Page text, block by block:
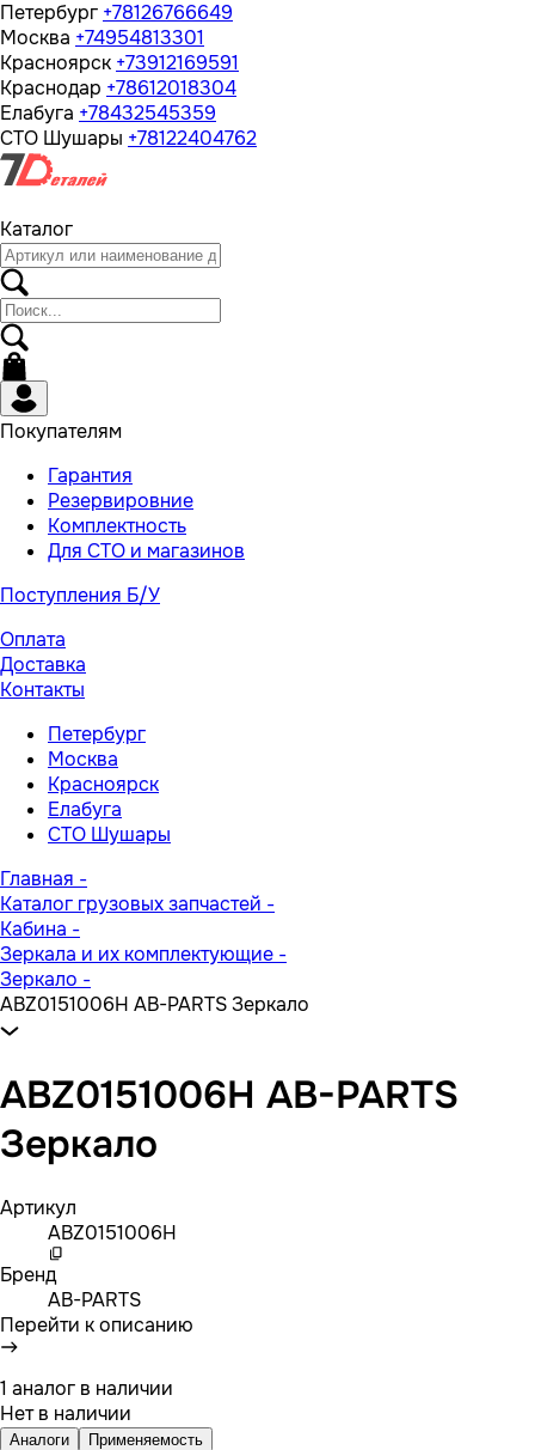
Петербург +78126766649
Москва +74954813301
Красноярск +73912169591
Краснодар +78612018304
Елабуга +78432545359
СТО Шушары +78122404762
Каталог
Покупателям
Гарантия
Резервировние
Комплектность
Для СТО и магазинов
Поступления Б/У
Оплата
Доставка
Контакты
Петербург
Москва
Красноярск
Елабуга
СТО Шушары
Главная -
Каталог грузовых запчастей -
Кабина -
Зеркала и их комплектующие -
Зеркало -
ABZ0151006H AB-PARTS Зеркало
ABZ0151006H AB-PARTS
Зеркало
Артикул
ABZ0151006H
Бренд
AB-PARTS
Перейти к описанию
1 аналог в наличии
Нет в наличии
Аналоги Применяемость